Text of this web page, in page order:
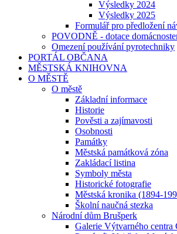
Výsledky 2024
Výsledky 2025
Formulář pro předložení
POVODNĚ - dotace
Omezení používání pyrotechniky
PORTÁL OBČANA
MĚSTSKÁ KNIHOVNA
O MĚSTĚ
O městě
Základní informace
Historie
Pověsti a zajímavosti
Osobnosti
Památky
Městská památková zóna
Zakládací listina
Symboly města
Historické fotografie
Městská kronika (1894-
Školní naučná stezka
Národní dům Brušperk
Galerie Výtvarného centra